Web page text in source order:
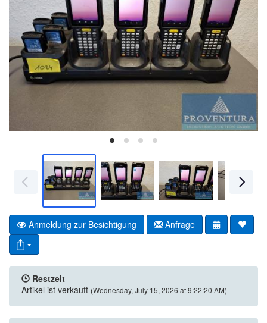
Anmeldung zur Besichtigung Anfrage
Restzeit
Artikel ist verkauft (Wednesday, July 15, 2026 at 9:22:20 AM)